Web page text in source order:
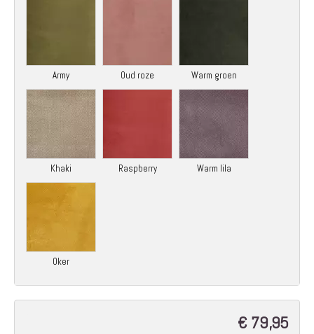
Army Oud roze Warm groen
Khaki Raspberry Warm lila
Oker
€ 79,95